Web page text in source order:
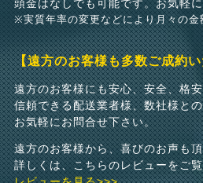
頭金はなしでも可能です。お気軽
※実質年率の変更などにより月々の金
【遠方のお客様も多数ご成約
遠方のお客様にも安心、安全、格
信頼できる配送業者様、数社様と
お気軽にお問合せ下さい。
遠方のお客様から、喜びのお声も
詳しくは、こちらのレビューをご覧